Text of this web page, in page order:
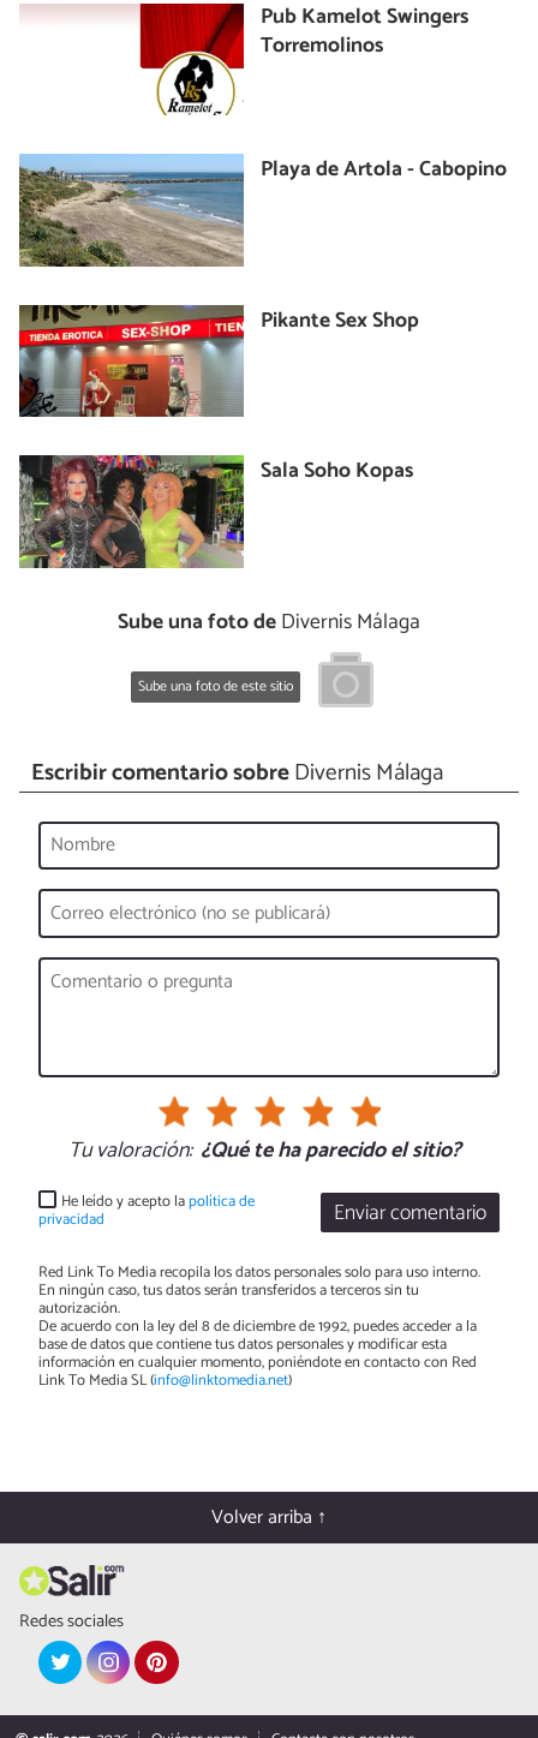
Pub Kamelot Swingers
Torremolinos
Playa de Artola - Cabopino
Pikante Sex Shop
Sala Soho Kopas
Sube una foto deDivernis Málaga
Sube una foto de este sitio
Escribir comentario sobreDivernis Málaga
Tu valoración: ¿Qué te ha parecido el sitio?
Enviar comentario
He leído y acepto lapolítica de
privacidad
Red Link To Media recopila los datos personales solo para uso interno.
En ningún caso, tus datos serán transferidos a terceros sin tu
autorización.
De acuerdo con la ley del 8 de diciembre de 1992, puedes acceder a la
base de datos que contiene tus datos personales y modificar esta
información en cualquier momento, poniéndote en contacto con Red
Link To Media SL (info@linktomedia.net)
Volver arriba ↑
Redes sociales